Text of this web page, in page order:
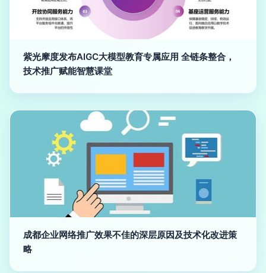
紫光摩度发布AIGC大模型教育专属应用 全链条整合，
技术推广赋能智慧课堂
成都企业网络推广效果不佳的深层原因及技术化改进策
略